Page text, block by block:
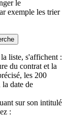
le
exemple les trier
liste, s'affichent :
du contrat et la
les 200
la date de
sur son intitulé
: